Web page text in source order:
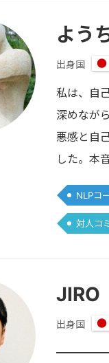
よう
出身国
本
私は、自
深めなが
悪感と自
した。本
NLPコ
対人コ
JIRO
出身国
本